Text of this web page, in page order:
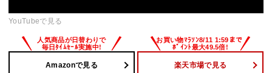
YouTubeで見る
Amazonで見る 楽天市場で見る